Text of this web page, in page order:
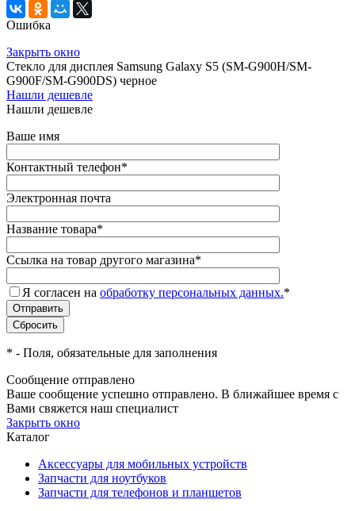
Ошибка
Закрыть окно
Стекло для дисплея Samsung Galaxy S5 (SM-G900H/SM-
G900F/SM-G900DS) черное
Нашли дешевле
Нашли дешевле
Ваше имя
Контактный телефон*
Электронная почта
Название товара*
Ссылка на товар другого магазина*
Я согласен на обработку персональных данных.*
* - Поля, обязательные для заполнения
Сообщение отправлено
Ваше сообщение успешно отправлено. В ближайшее время с
Вами свяжется наш специалист
Закрыть окно
Каталог
Аксессуары для мобильных устройств
Запчасти для ноутбуков
Запчасти для телефонов и планшетов